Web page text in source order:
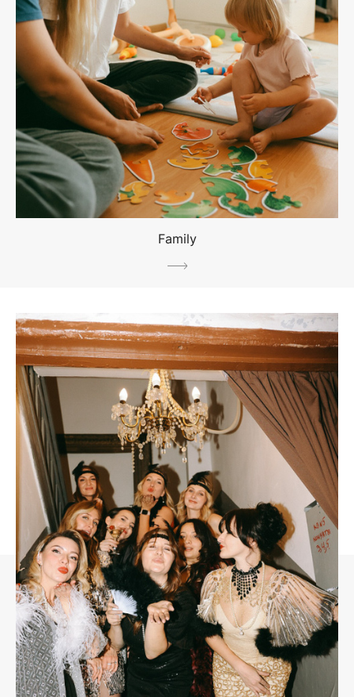
Family